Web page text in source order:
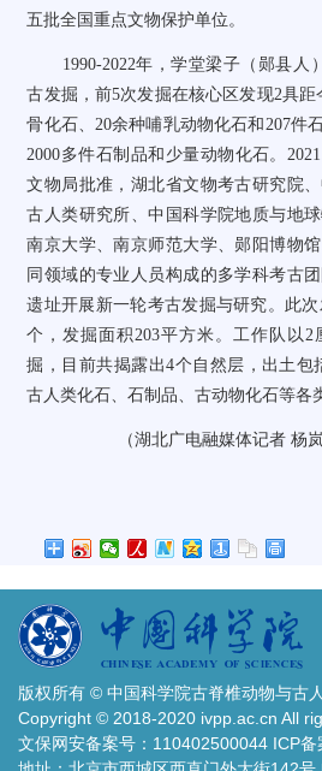
五批全国重点文物保护单位。
1990-2022年，学堂梁子（郧县人
古发掘，前5次发掘在核心区发现2具距
骨化石、 20余种哺乳动物化石和 207件
2000多件石制品和少量动物化石。 2021
文物局批准，湖北省文物考古研究院
古人类研究所、中国科学院地质与地
南京大学、南京师范大学、郧阳博物
同领域的专业人员构成的多学科考古
遗址开展新一轮考古发掘与研究。此
个，发掘面积 203平方米。工作队以 2
掘，目前共揭露出4个自然层，出土包
古人类化石、石制品、古动物化石等各
（湖北广电融媒体记者 杨岚
版权所有 © 中国科学院古脊椎动物与古
Copyright © 2018-2020 ivpp.ac.cn All
文保网安备案号：110402500044 ICP